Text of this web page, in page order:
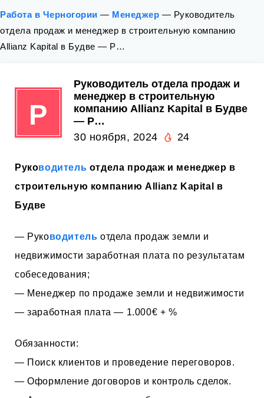
Работа в Черногории — Менеджер — Руководитель
отдела продаж и менеджер в строительную компанию
Allianz Kapital в Будве — Р…
Р
Руководитель отдела продаж и
менеджер в строительную
компанию Allianz Kapital в Будве
— Р…
30 ноября, 2024
24
Руководитель отдела продаж и менеджер в
строительную компанию Allianz Kapital в
Будве
— Руководитель отдела продаж земли и
недвижимости заработная плата по результатам
собеседования;
— Менеджер по продаже земли и недвижимости
— заработная плата — 1.000€ + %
Обязанности:
— Поиск клиентов и проведение переговоров.
— Оформление договоров и контроль сделок.